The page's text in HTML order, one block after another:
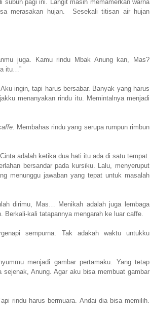
subuh pagi ini. Langit masih memamerkan warna
merasakan hujan. Sesekali titisan air hujan
juga. Kamu rindu Mbak Anung kan, Mas?
itu…”
ingin, tapi harus bersabar. Banyak yang harus
menanyakan rindu itu. Memintalnya menjadi
. Membahas rindu yang serupa rumpun rimbun
adalah ketika dua hati itu ada di satu tempat.
bersandar pada kursiku. Lalu, menyeruput
menunggu jawaban yang tepat untuk masalah
dirimu, Mas… Menikah adalah juga lembaga
Berkali-kali tatapannya mengarah ke luar caffe.
sempurna. Tak adakah waktu untukku
menjadi gambar pertamaku. Yang tetap
Anung. Agar aku bisa membuat gambar
rindu harus bermuara. Andai dia bisa memilih.